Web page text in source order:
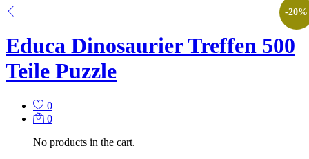
Educa Dinosaurier Treffen 500
Teile Puzzle
0
0
No products in the cart.
-20%